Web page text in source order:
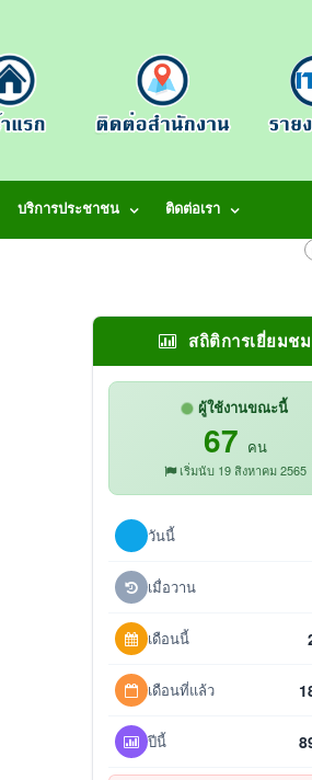
บริการประชาชน ติดต่อเรา
สถิติการเยี่ยมชม
ผู้ใช้งานขณะนี้
67 คน
เริ่มนับ 19 สิงหาคม 2565
วันนี้
เมื่อวาน
เดือนนี้
เดือนที่แล้ว
ปีนี้